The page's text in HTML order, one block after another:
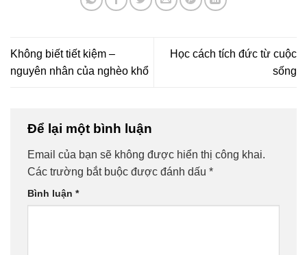
Không biết tiết kiệm –
nguyên nhân của nghèo khổ
Học cách tích đức từ cuộc
sống
Để lại một bình luận
Email của bạn sẽ không được hiển thị công khai.
Các trường bắt buộc được đánh dấu *
Bình luận *